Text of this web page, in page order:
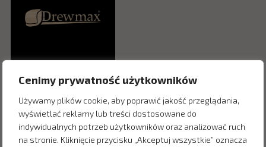
Cenimy prywatność użytkowników
Używamy plików cookie, aby poprawić jakość przeglądania,
wyświetlać reklamy lub treści dostosowane do
indywidualnych potrzeb użytkowników oraz analizować ruch
na stronie. Kliknięcie przycisku „Akceptuj wszystkie” oznacza